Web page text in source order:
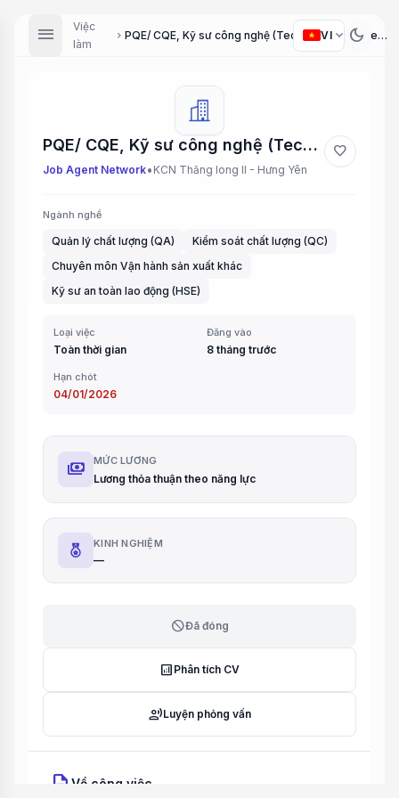
menu
Việc
làm
chevron_right PQE/ CQE, Kỹ sư công nghệ (Technology Engineer), Kỹ sư sản phẩm (Product Engineer), Kỹ sư sản xuất (Production Engineer), Kỹ sư Coating (Coating Engineer), Chuyên viên HSE (HSE Specialist), Chuyên viên chất lượng khách hàng FAE (FAE Customer Quality Sp...
VI expand_more dark_mode
PQE/ CQE, Kỹ sư công nghệ (Technology Engineer), Kỹ sư sản phẩm (Product Engineer), Kỹ sư sản xuất (Production Engineer), Kỹ sư Coating (Coating Engineer), Chuyên viên HSE (HSE Specialist), Chuyên viên chất lượng khách hàng FAE (FAE Customer Quality Sp...
Job Agent Network• KCN Thăng long II - Hưng Yên
favorite
Ngành nghề
Quản lý chất lượng (QA)
Kiểm soát chất lượng (QC)
Chuyên môn Vận hành sản xuất khác
Kỹ sư an toàn lao động (HSE)
Loại việc
Toàn thời gian
Đăng vào
8 tháng trước
Hạn chót
04/01/2026
payments MỨC LƯƠNG
Lương thỏa thuận theo năng lực
KINH NGHIỆM
—
blockĐã đóng
analytics Phân tích CV
record_voice_overLuyện phỏng vấn
description Về công việc